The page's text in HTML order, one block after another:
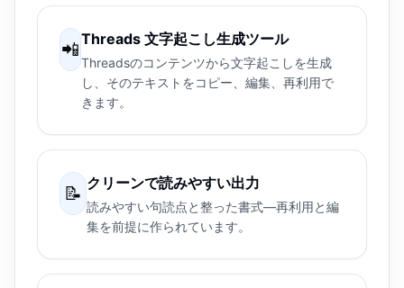
📲Threads 文字起こし生成ツール
Threadsのコンテンツから文字起こしを生成
し、そのテキストをコピー、編集、再利用で
きます。
📝 クリーンで読みやすい出力
読みやすい句読点と整った書式—再利用と編
集を前提に作られています。